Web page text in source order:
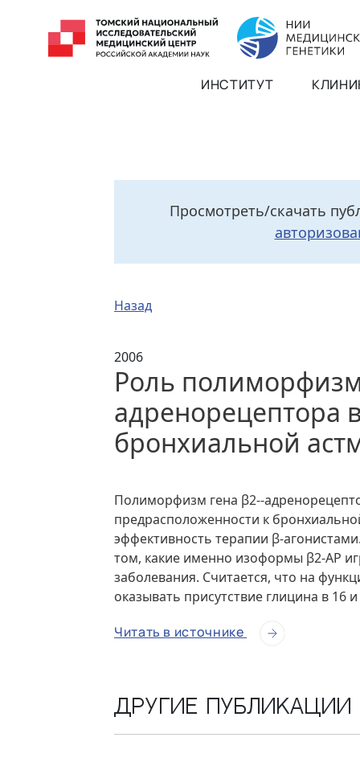
ИНСТИТУТ
Просмотреть/скачать
Назад
2006
Роль
адренорецептора
бронхиальной
Полиморфизм гена β2--
предрасположенности к
эффективность терапии β-
том, какие именно изоформы β2-АР
заболевания. Считается, что на
оказывать присутствие глицина в 16
Читать в источнике
Другие публикации